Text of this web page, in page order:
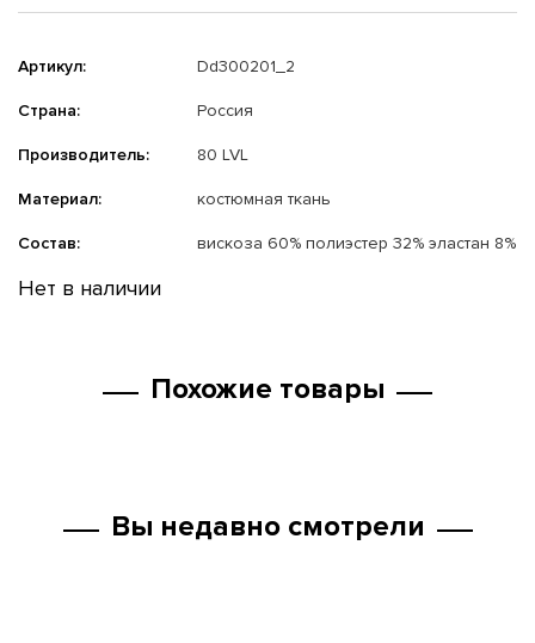
Артикул: Dd300201_2
Страна: Россия
Производитель: 80 LVL
Материал: костюмная ткань
Состав: вискоза 60% полиэстер 32% эластан 8%
Нет в наличии
Похожие товары
Вы недавно смотрели